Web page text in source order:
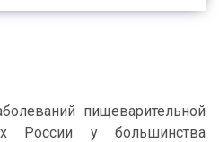
пищеварительной
России у большинства